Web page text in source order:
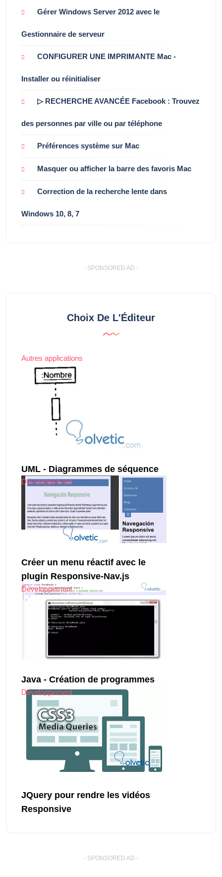
Gérer Windows Server 2012 avec le
Gestionnaire de serveur
CONFIGURER UNE IMPRIMANTE Mac -
Installer ou réinitialiser
▷ RECHERCHE AVANCÉE Facebook : Trouvez
des personnes par ville ou par téléphone
Préférences système sur Mac
Masquer ou afficher la barre des favoris Mac
Correction de la recherche lente dans
Windows 10, 8, 7
- SPONSORED AD -
Choix De L'Éditeur
Autres applications
UML - Diagrammes de séquence
Développement
Créer un menu réactif avec le
plugin Responsive-Nav.js
Développement
Java - Création de programmes
Développement
JQuery pour rendre les vidéos
Responsive
- SPONSORED AD -